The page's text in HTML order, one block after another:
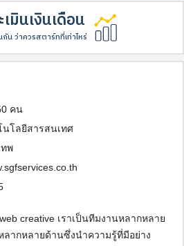
มินเงินเดือน
น ว่าควรสตาร์ทที่เท่าไหร่
คน
นโลยีสารสนเทศ
ทพ
creative เราเป็นทีมงานหลากหลาย
ากหลายด้านซึ่งนำความรู้ที่มีอย่าง